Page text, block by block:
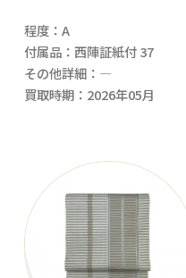
程度：A
付属品：西陣証紙付 37
その他詳細：―
買取時期：2026年05月